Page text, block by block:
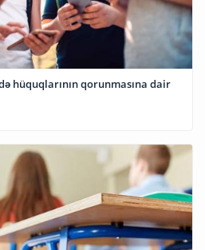
hüquqlarının qorunmasına dair